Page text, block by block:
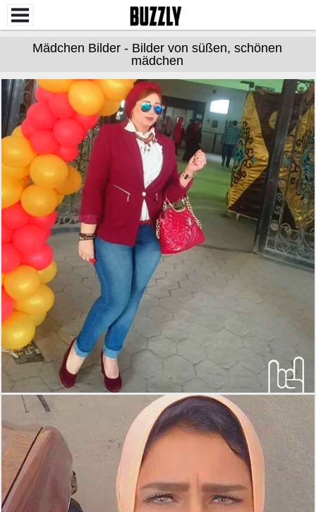
Mädchen Bilder - Bilder von süßen, schönen
mädchen